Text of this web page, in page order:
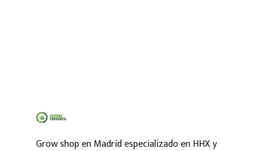
Grow shop en Madrid especializado en HHX y